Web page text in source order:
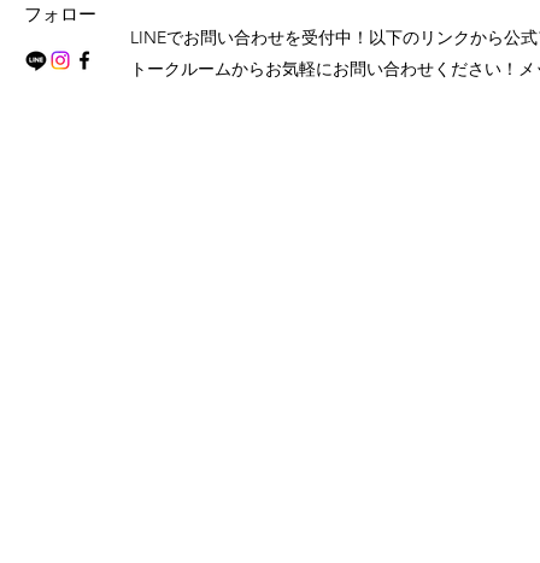
フォロー
LINEでお問い合わせを受付中！以下のリンクから公
トークルームからお気軽にお問い合わせください